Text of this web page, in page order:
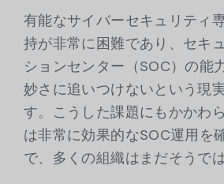
デモのリクエスト
有能なサイバーセキュリティ
持が非常に困難であり、セキ
ションセンター（SOC）の能
妙さに追いつけないという現
す。こうした課題にもかかわ
は非常に効果的なSOC運用を
で、多くの組織はまだそうで